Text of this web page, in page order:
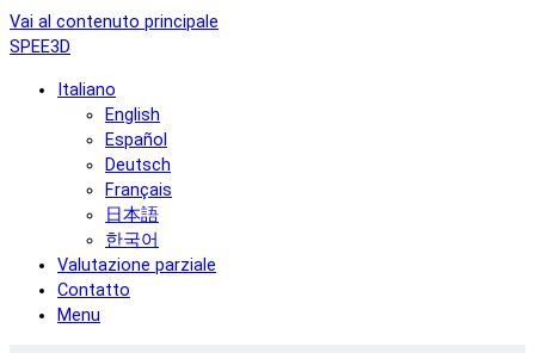
Vai al contenuto principale
SPEE3D
Italiano
English
Español
Deutsch
Français
日本語
한국어
Valutazione parziale
Contatto
Menu